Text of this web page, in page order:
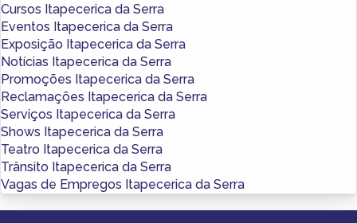
Cursos Itapecerica da Serra
Eventos Itapecerica da Serra
Exposição Itapecerica da Serra
Notícias Itapecerica da Serra
Promoções Itapecerica da Serra
Reclamações Itapecerica da Serra
Serviços Itapecerica da Serra
Shows Itapecerica da Serra
Teatro Itapecerica da Serra
Trânsito Itapecerica da Serra
Vagas de Empregos Itapecerica da Serra